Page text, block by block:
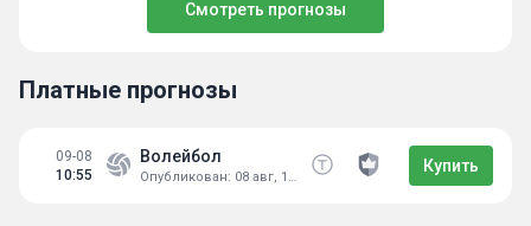
Смотреть прогнозы
Платные прогнозы
09-08
10:55
Волейбол
Опубликован: 08 авг, 19:00:25
Купить